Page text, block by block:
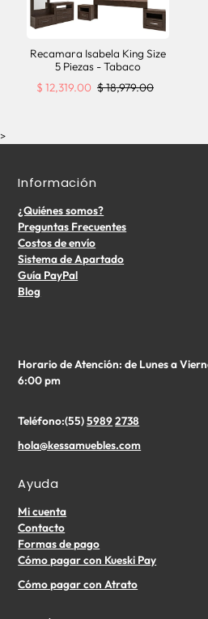
Recamara Isabela King Size
5 Piezas - Tabaco
$ 12,319.00 $ 18,979.00
>
Información
¿Quiénes somos?
Preguntas Frecuentes
Costos de envío
Sistema de Apartado
Guía PayPal
Blog
Horario de Atención: de Lunes a
6:00 pm
Teléfono:(55)59892738
hola@kessamuebles.com
Ayuda
Mi cuenta
Contacto
Formas de pago
Cómo pagar con Kueski Pay
Cómo pagar con Atrato